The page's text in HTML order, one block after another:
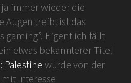
immer wieder die
Augen treibt ist das
gaming”. Eigentlich fällt
etwas bekannterer Titel
Palestinewurde von der
Interesse